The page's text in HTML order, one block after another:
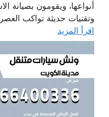
أنواعها، ويقومون بصيانة
وتقنيات حديثة تواكب
اقرأ المزيد